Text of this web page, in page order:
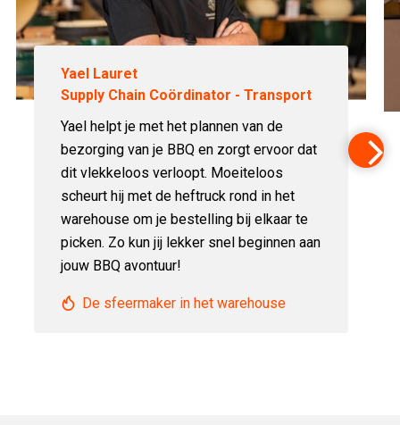
Yael Lauret
Supply Chain Coördinator - Transport
Yael helpt je met het plannen van de
bezorging van je BBQ en zorgt ervoor dat
dit vlekkeloos verloopt. Moeiteloos
scheurt hij met de heftruck rond in het
warehouse om je bestelling bij elkaar te
picken. Zo kun jij lekker snel beginnen aan
jouw BBQ avontuur!
De sfeermaker in het warehouse